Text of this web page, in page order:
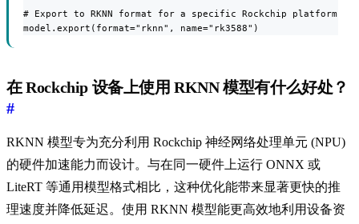
# Export to RKNN format for a specific Rockchip platform
model.export(format="rknn", name="rk3588")
在 Rockchip 设备上使用 RKNN 模型有什么好处？
#
RKNN 模型专为充分利用 Rockchip 神经网络处理单元 (NPU)
的硬件加速能力而设计。与在同一硬件上运行 ONNX 或
LiteRT 等通用模型格式相比，这种优化能带来显著更快的推
理速度并降低延迟。使用 RKNN 模型能更高效地利用设备资